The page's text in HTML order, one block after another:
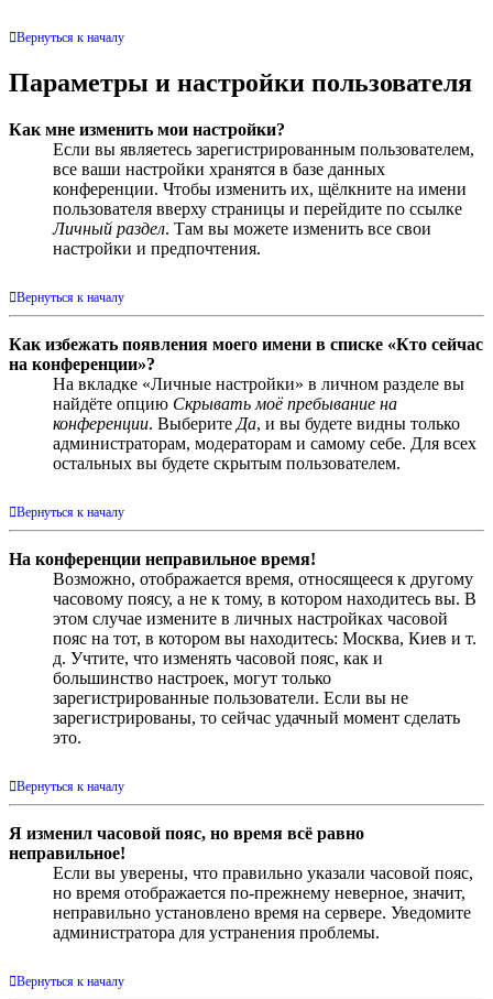
Вернуться к началу
Параметры и настройки пользователя
Как мне изменить мои настройки?
Если вы являетесь зарегистрированным пользователем,
все ваши настройки хранятся в базе данных
конференции. Чтобы изменить их, щёлкните на имени
пользователя вверху страницы и перейдите по ссылке
Личный раздел. Там вы можете изменить все свои
настройки и предпочтения.
Вернуться к началу
Как избежать появления моего имени в списке «Кто сейчас
на конференции»?
На вкладке «Личные настройки» в личном разделе вы
найдёте опцию Скрывать моё пребывание на
конференции. Выберите Да, и вы будете видны только
администраторам, модераторам и самому себе. Для всех
остальных вы будете скрытым пользователем.
Вернуться к началу
На конференции неправильное время!
Возможно, отображается время, относящееся к другому
часовому поясу, а не к тому, в котором находитесь вы. В
этом случае измените в личных настройках часовой
пояс на тот, в котором вы находитесь: Москва, Киев и т.
д. Учтите, что изменять часовой пояс, как и
большинство настроек, могут только
зарегистрированные пользователи. Если вы не
зарегистрированы, то сейчас удачный момент сделать
это.
Вернуться к началу
Я изменил часовой пояс, но время всё равно
неправильное!
Если вы уверены, что правильно указали часовой пояс,
но время отображается по-прежнему неверное, значит,
неправильно установлено время на сервере. Уведомите
администратора для устранения проблемы.
Вернуться к началу